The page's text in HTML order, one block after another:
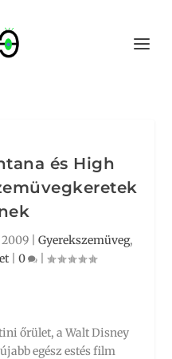
és High
2009| Gyerekszemüveg,
0
őrület, a Walt Disney
egész estés film